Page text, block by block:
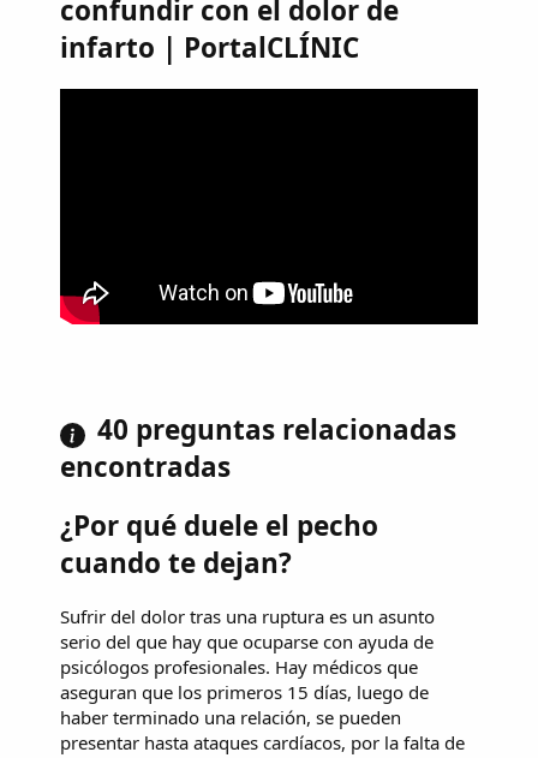
confundir con el dolor de
infarto | PortalCLÍNIC
40 preguntas relacionadas
encontradas
¿Por qué duele el pecho
cuando te dejan?
Sufrir del dolor tras una ruptura es un asunto
serio del que hay que ocuparse con ayuda de
psicólogos profesionales. Hay médicos que
aseguran que los primeros 15 días, luego de
haber terminado una relación, se pueden
presentar hasta ataques cardíacos, por la falta de